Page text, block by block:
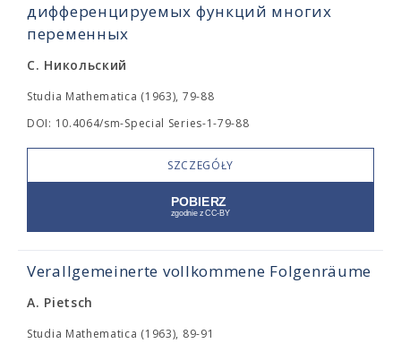
дифференцируемых функций многих
переменных
С. Никольский
Studia Mathematica (1963), 79-88
DOI: 10.4064/sm-Special Series-1-79-88
SZCZEGÓŁY
Verallgemeinerte vollkommene Folgenräume
A. Pietsch
Studia Mathematica (1963), 89-91